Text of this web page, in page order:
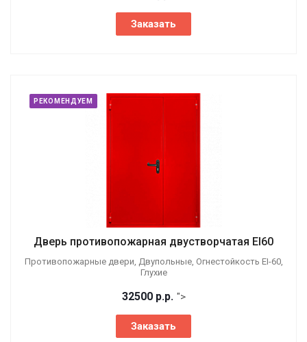
Заказать
РЕКОМЕНДУЕМ
Дверь противопожарная двустворчатая EI60
Противопожарные двери, Двупольные, Огнестойкость EI-60,
Глухие
32500 р.р. ">
Заказать